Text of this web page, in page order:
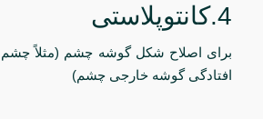
4.کانتوپلاستی
برای اصلاح شکل گوشه چشم (مثلاً چشم
افتادگی گوشه خارجی چشم)